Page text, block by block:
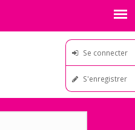
Se connecter
S'enregistrer